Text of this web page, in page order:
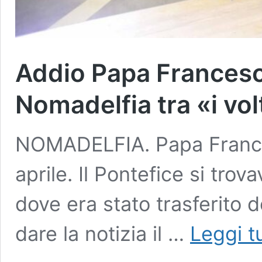
Addio Papa
Nomadelfia tra «i
NOMADELFIA. Papa
aprile. Il Pontefice si
dove era stato trasferito
dare la notizia il … Leggi